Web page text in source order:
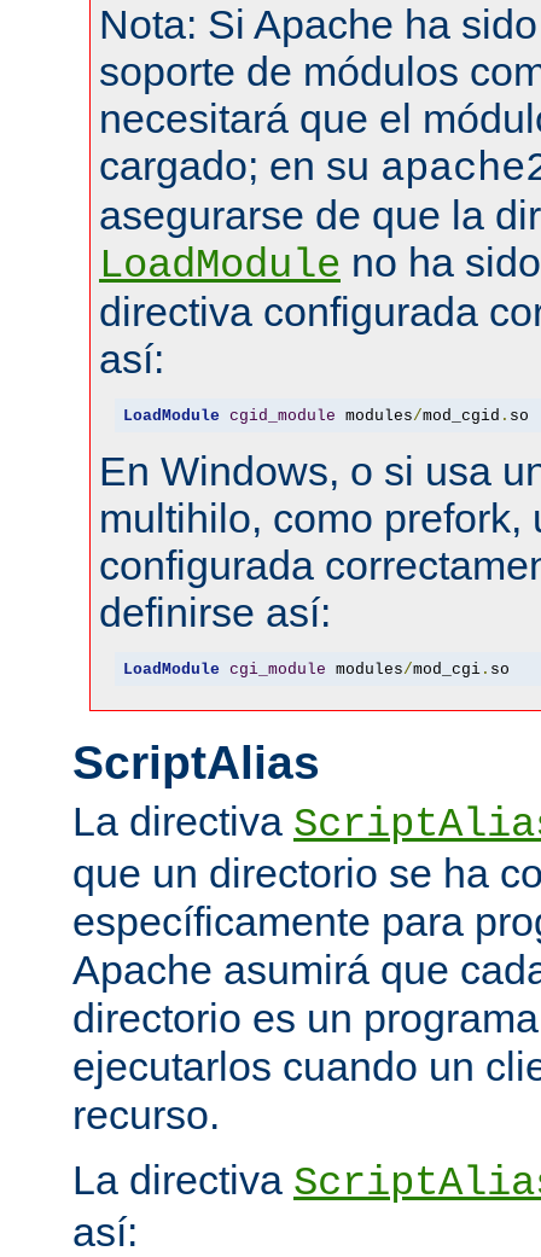
Nota: Si Apache ha
soporte de módulos
necesitará que el
cargado; en su
asegurarse de que la
LoadModule no ha
directiva configurada
así:
LoadModule cgid_module modules/mod_cgid . so
En Windows, o si usa
multihilo, como prefork,
configurada
definirse así:
LoadModule cgi_module modules/mod_cgi. so
ScriptAlias
La directiva
que un directorio se ha
específicamente para
Apache asumirá que
directorio es un
ejecutarlos cuando un
recurso.
La directiva
así: